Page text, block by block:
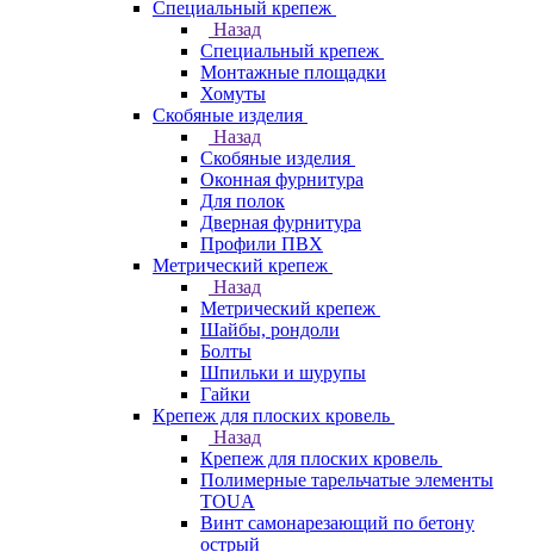
Специальный крепеж
Назад
Специальный крепеж
Монтажные площадки
Хомуты
Скобяные изделия
Назад
Скобяные изделия
Оконная фурнитура
Для полок
Дверная фурнитура
Профили ПВХ
Метрический крепеж
Назад
Метрический крепеж
Шайбы, рондоли
Болты
Шпильки и шурупы
Гайки
Крепеж для плоских кровель
Назад
Крепеж для плоских кровель
Полимерные тарельчатые элементы
TOUA
Винт самонарезающий по бетону
острый